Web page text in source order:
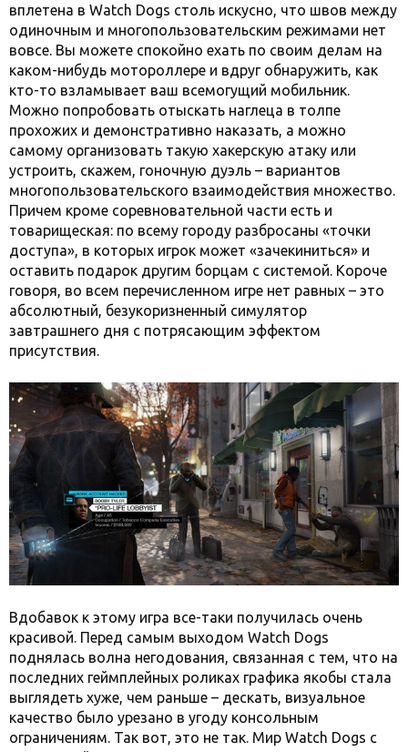
вплетена в Watch Dogs столь искусно, что швов между
одиночным и многопользовательским режимами нет
вовсе. Вы можете спокойно ехать по своим делам на
каком-нибудь мотороллере и вдруг обнаружить, как
кто-то взламывает ваш всемогущий мобильник.
Можно попробовать отыскать наглеца в толпе
прохожих и демонстративно наказать, а можно
самому организовать такую хакерскую атаку или
устроить, скажем, гоночную дуэль – вариантов
многопользовательского взаимодействия множество.
Причем кроме соревновательной части есть и
товарищеская: по всему городу разбросаны «точки
доступа», в которых игрок может «зачекиниться» и
оставить подарок другим борцам с системой. Короче
говоря, во всем перечисленном игре нет равных – это
абсолютный, безукоризненный симулятор
завтрашнего дня с потрясающим эффектом
присутствия.
Вдобавок к этому игра все-таки получилась очень
красивой. Перед самым выходом Watch Dogs
поднялась волна негодования, связанная с тем, что на
последних геймплейных роликах графика якобы стала
выглядеть хуже, чем раньше – дескать, визуальное
качество было урезано в угоду консольным
ограничениям. Так вот, это не так. Мир Watch Dogs с